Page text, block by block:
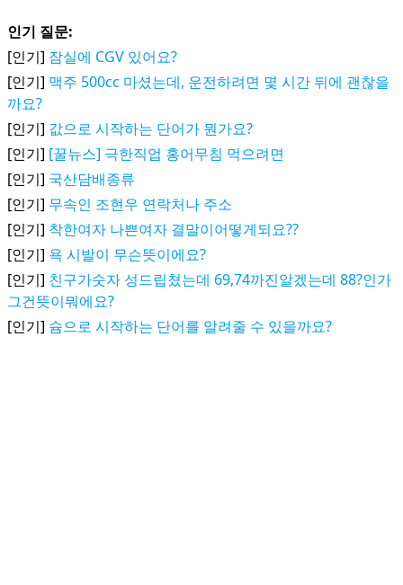
인기 질문:
[인기] 잠실에 CGV 있어요?
[인기] 맥주 500cc 마셨는데, 운전하려면 몇 시간 뒤에 괜찮을
까요?
[인기] 값으로 시작하는 단어가 뭔가요?
[인기] [꿀뉴스] 극한직업 홍어무침 먹으려면
[인기] 국산담배종류
[인기] 무속인 조현우 연락처나 주소
[인기] 착한여자 나쁜여자 결말이어떻게되요??
[인기] 욕 시발이 무슨뜻이에요?
[인기] 친구가숫자 성드립쳤는데 69,74까진알겠는데 88?인가
그건뜻이뭐에요?
[인기] 슘으로 시작하는 단어를 알려줄 수 있을까요?